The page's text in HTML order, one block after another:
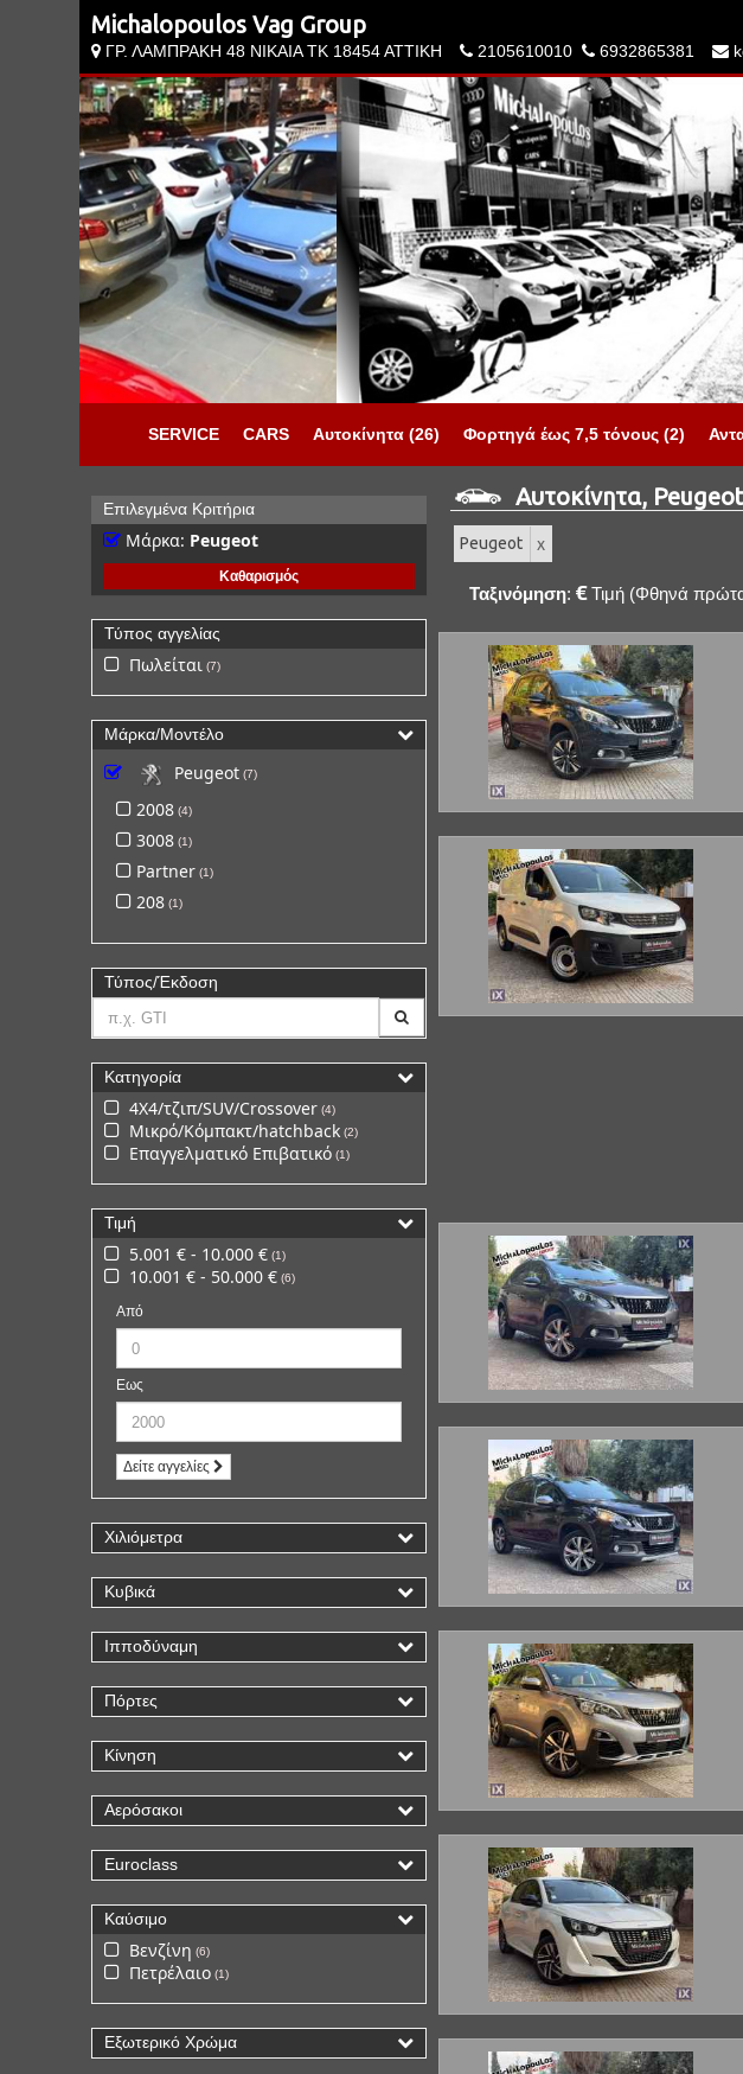
Michalopoulos Vag Group
ΓΡ. ΛΑΜΠΡΑΚΗ 48 ΝΙΚΑΙΑ ΤΚ 18454 ΑΤΤΙΚΗ 2105610010 6932865381
SERVICE CARS Αυτοκίνητα (26) Φορτηγά έως 7,5 τόνους (2)
Επιλεγμένα Κριτήρια
Μάρκα: Peugeot
Καθαρισμός
Τύπος αγγελίας
Πωλείται 7
Μάρκα/Μοντέλο
Peugeot 7
2008 4
3008 1
Partner 1
208 1
Τύπος/Έκδοση
Κατηγορία
4Χ4/τζιπ/SUV/Crossover 4
Μικρό/Κόμπακτ/hatchback 2
Επαγγελματικό Επιβατικό 1
Τιμή
5.001 € - 10.000 € 1
10.001 € - 50.000 € 6
Από
Εως
Δείτε αγγελίες
Χιλιόμετρα
Κυβικά
Ιπποδύναμη
Πόρτες
Κίνηση
Αερόσακοι
Euroclass
Καύσιμο
Βενζίνη 6
Πετρέλαιο 1
Εξωτερικό Χρώμα
Αυτοκίνητα,
Peugeot
Ταξινόμηση: Τιμή (Φθηνά